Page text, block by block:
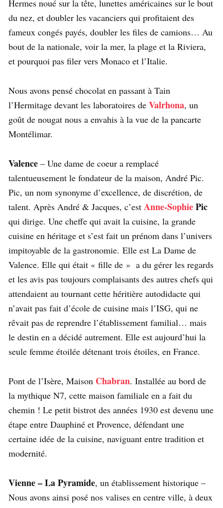
Hermes noué sur la tête, lunettes américaines sur le bout
du nez, et doubler les vacanciers qui profitaient des
fameux congés payés, doubler les files de camions… Au
bout de la nationale, voir la mer, la plage et la Riviera,
et pourquoi pas filer vers Monaco et l’Italie.
Nous avons pensé chocolat en passant à Tain
l’Hermitage devant les laboratoires de Valrhona, un
goût de nougat nous a envahis à la vue de la pancarte
Montélimar.
Valence – Une dame de coeur a remplacé
talentueusement le fondateur de la maison, André Pic.
Pic, un nom synonyme d’excellence, de discrétion, de
talent. Après André & Jacques, c’est Anne-SophiePic
qui dirige. Une cheffe qui avait la cuisine, la grande
cuisine en héritage et s’est fait un prénom dans l’univers
impitoyable de la gastronomie. Elle est La Dame de
Valence. Elle qui était « fille de » a du gérer les regards
et les avis pas toujours complaisants des autres chefs qui
attendaient au tournant cette héritière autodidacte qui
n’avait pas fait d’école de cuisine mais l’ISG, qui ne
rêvait pas de reprendre l’établissement familial… mais
le destin en a décidé autrement. Elle est aujourd’hui la
seule femme étoilée détenant trois étoiles, en France.
Pont de l’Isère, Maison Chabran. Installée au bord de
la mythique N7, cette maison familiale en a fait du
chemin ! Le petit bistrot des années 1930 est devenu une
étape entre Dauphiné et Provence, défendant une
certaine idée de la cuisine, naviguant entre tradition et
modernité.
Vienne – La Pyramide, un établissement historique –
Nous avons ainsi posé nos valises en centre ville, à deux